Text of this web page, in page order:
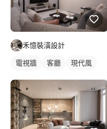
禾憶裝潢設計
電視牆 客廳 現代風